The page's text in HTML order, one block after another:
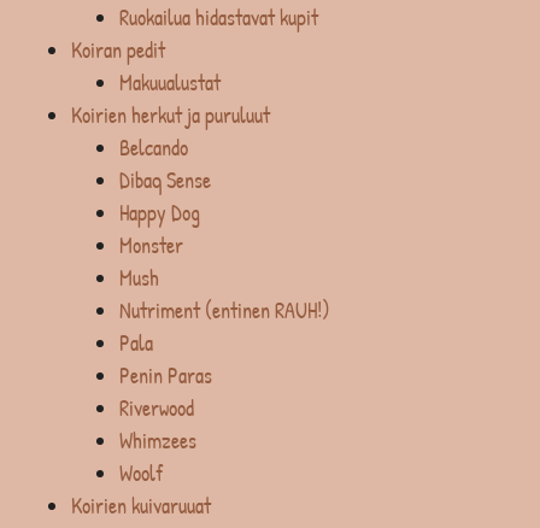
Ruokailua hidastavat kupit
Koiran pedit
Makuualustat
Koirien herkut ja puruluut
Belcando
Dibaq Sense
Happy Dog
Monster
Mush
Nutriment (entinen RAUH!)
Pala
Penin Paras
Riverwood
Whimzees
Woolf
Koirien kuivaruuat